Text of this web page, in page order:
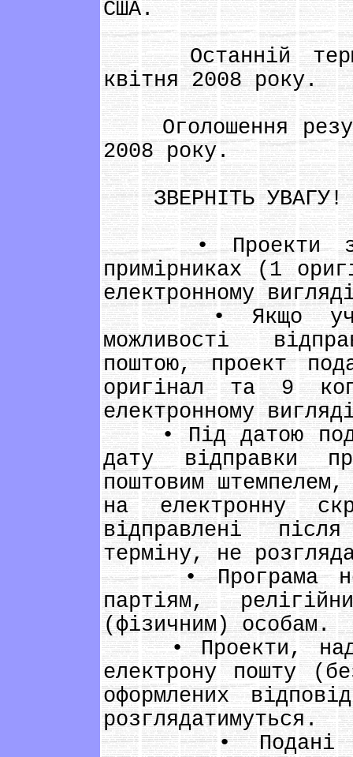
США.
Останній
квітня 2008 року.
Оголошення
2008 року.
ЗВЕРНІТЬ УВАГУ!
• Проекти з
примірниках (1
електронному
• Якщо
можливості
поштою, проект
оригінал та 9
електронному
• Під датою
дату відправки
поштовим
на електронну
відправлені
терміну, не
• Програма не
партіям,
(фізичним) особам.
• Проекти,
електрону пошту
оформлених
розглядатимуться.
• Подані на